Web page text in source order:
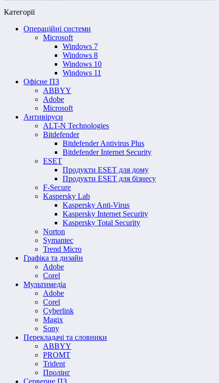
Категорії
Операційні системи
Microsoft
Windows 7
Windows 8
Windows 10
Windows 11
Офісне ПЗ
ABBYY
Adobe
Microsoft
Антивіруси
ALT-N Technologies
Bitdefender
Bitdefender Antivirus Plus
Bitdefender Internet Security
ESET
Продукти ESET для дому
Продукти ESET для бізнесу
F-Secure
Kaspersky Lab
Kaspersky Anti-Virus
Kaspersky Internet Security
Kaspersky Total Security
Norton
Symantec
Trend Micro
Графіка та дизайн
Adobe
Corel
Мультимедіа
Adobe
Corel
Cyberlink
Magix
Sony
Перекладачі та словники
ABBYY
PROMT
Trident
Пролінг
Серверне ПЗ